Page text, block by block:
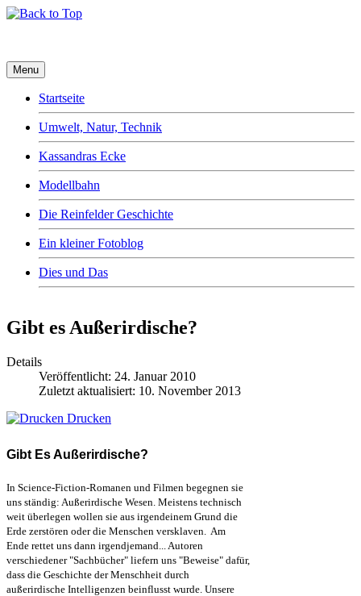
Menu
Startseite
Umwelt, Natur, Technik
Kassandras Ecke
Modellbahn
Die Reinfelder Geschichte
Ein kleiner Fotoblog
Dies und Das
Gibt es Außerirdische?
Details
Veröffentlicht: 24. Januar 2010
Zuletzt aktualisiert: 10. November 2013
Drucken
Gibt Es Außerirdische?
In Science-Fiction-Romanen und Filmen begegnen sie
uns ständig: Außerirdische Wesen. Meistens technisch
weit überlegen wollen sie aus irgendeinem Grund die
Erde zerstören oder die Menschen versklaven. Am
Ende rettet uns dann irgendjemand... Autoren
verschiedener "Sachbücher" liefern uns "Beweise" dafür,
dass die Geschichte der Menschheit durch
außerirdische Intelligenzen beinflusst wurde. Unsere